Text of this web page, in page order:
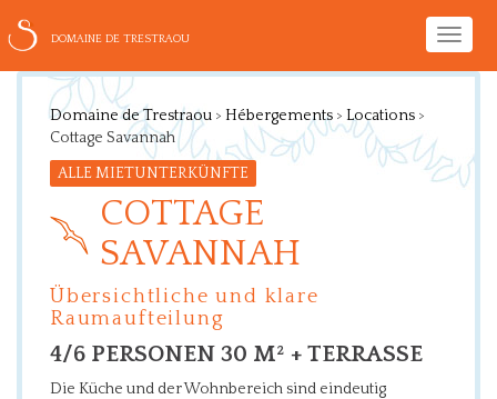
Toggle
DOMAINE DE TRESTRAOU
Domaine de Trestraou > Hébergements > Locations >
Cottage Savannah
ALLE MIETUNTERKÜNFTE
COTTAGE
SAVANNAH
Übersichtliche und klare
Raumaufteilung
4/6 PERSONEN 30 M² + TERRASSE
Die Küche und der Wohnbereich sind eindeutig